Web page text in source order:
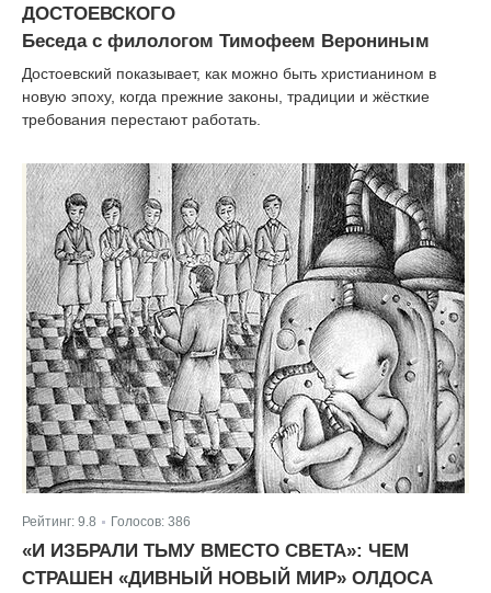
ДОСТОЕВСКОГО
Беседа с филологом Тимофеем Верониным
Достоевский показывает, как можно быть христианином в
новую эпоху, когда прежние законы, традиции и жёсткие
требования перестают работать.
Рейтинг: 9.8 Голосов: 386
«И ИЗБРАЛИ ТЬМУ ВМЕСТО СВЕТА»: ЧЕМ
СТРАШЕН «ДИВНЫЙ НОВЫЙ МИР» ОЛДОСА